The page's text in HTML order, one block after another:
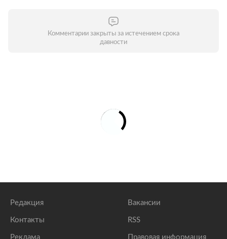
Комментарии закрыты за истечением срока
давности
Редакция
Контакты
Реклама
Вакансии
RSS
Правовая информация